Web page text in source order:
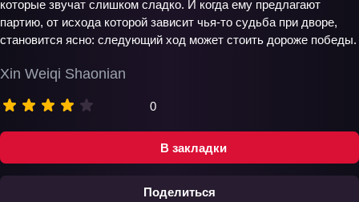
В закладки
Поделиться
Xin Weiqi Shaonian
0
которые звучат слишком сладко. И когда ему предлагают
партию, от исхода которой зависит чья‑то судьба при дворе,
становится ясно: следующий ход может стоить дороже победы.